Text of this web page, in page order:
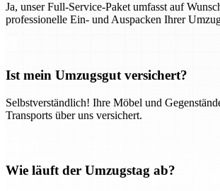
Ja, unser Full-Service-Paket umfasst auf
professionelle Ein- und Auspacken Ihrer
Ist mein Umzugsgut versichert?
Selbstverständlich! Ihre Möbel und
Transports über uns versichert.
Wie läuft der Umzugstag ab?